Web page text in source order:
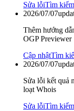
Sửa lỗiTìm
2026/07/07
Thêm hướng
OGP Previewer
Cập nhậtTìm
2026/07/07
Sửa lỗi kết quả
loạt Whois
Sửa lỗiTìm